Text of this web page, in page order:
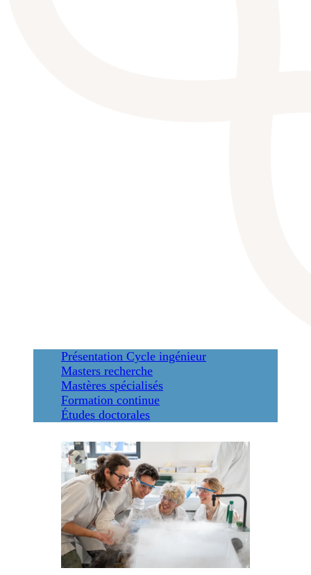
Présentation Cycle ingénieur
Masters recherche
Mastères spécialisés
Formation continue
Études doctorales